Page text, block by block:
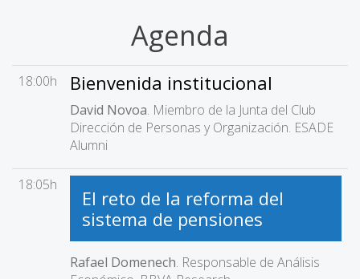
Agenda
18:00h Bienvenida institucional
David Novoa. Miembro de la Junta del Club
Dirección de Personas y Organización. ESADE
Alumni
18:05h
El reto de la reforma del
sistema de pensiones
Rafael Domenech. Responsable de Análisis